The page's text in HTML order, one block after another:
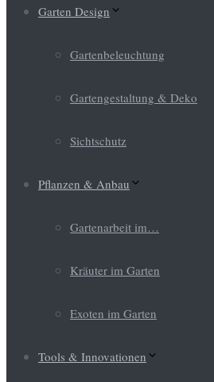
Garten Design
Gartenbeleuchtung
Gartengestaltung & Deko
Sichtschutz
Pflanzen & Anbau
Gartenarbeit im…
Kräuter im Garten
Exoten im Garten
Tools & Innovationen